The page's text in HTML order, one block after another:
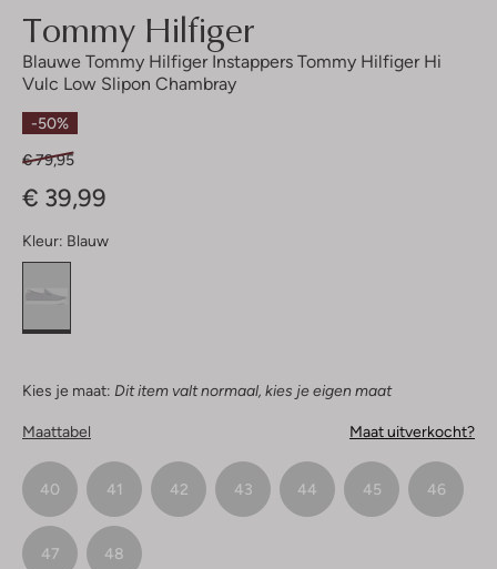
Tommy Hilfiger
Blauwe Tommy Hilfiger Instappers Tommy Hilfiger Hi
Vulc Low Slipon Chambray
-50%
€ 79,95
€ 39,99
Kleur: Blauw
Kies je maat: Dit item valt normaal, kies je eigen maat
Maattabel Maat uitverkocht?
40 41 42 43 44 45 46
47 48